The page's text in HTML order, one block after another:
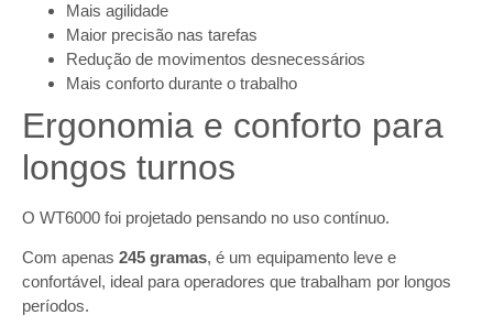
Mais agilidade
Maior precisão nas tarefas
Redução de movimentos desnecessários
Mais conforto durante o trabalho
Ergonomia e conforto para
longos turnos
O WT6000 foi projetado pensando no uso contínuo.
Com apenas 245 gramas, é um equipamento leve e
confortável, ideal para operadores que trabalham por longos
períodos.